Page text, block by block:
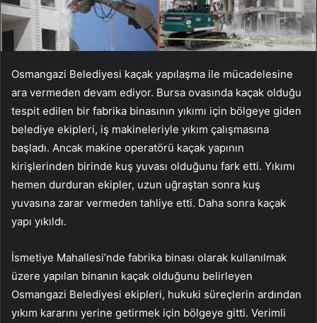
Osmangazi Belediyesi kaçak yapılaşma ile mücadelesine
ara vermeden devam ediyor. Bursa ovasında kaçak olduğu
tespit edilen bir fabrika binasının yıkımı için bölgeye giden
belediye ekipleri, iş makineleriyle yıkım çalışmasına
başladı. Ancak makine operatörü kaçak yapının
kirişlerinden birinde kuş yuvası olduğunu fark etti. Yıkımı
hemen durduran ekipler, uzun uğraştan sonra kuş
yuvasına zarar vermeden tahliye etti. Daha sonra kaçak
yapı yıkıldı.
İsmetiye Mahallesi’nde fabrika binası olarak kullanılmak
üzere yapılan binanın kaçak olduğunu belirleyen
Osmangazi Belediyesi ekipleri, hukuki süreçlerin ardından
yıkım kararını yerine getirmek için bölgeye gitti. Verimli